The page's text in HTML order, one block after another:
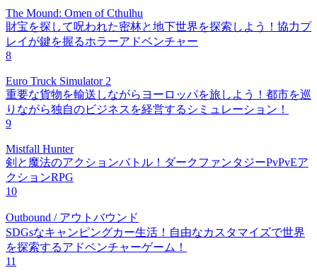
The Mound: Omen of Cthulhu
財宝を探して呪われた密林と地下世界を探索しよう！協力プ
レイが鍵を握るホラーアドベンチャー
8
Euro Truck Simulator 2
重要な貨物を輸送しながらヨーロッパを旅しよう！都市を巡
りながら独自のビジネスを経営するシミュレーション！
9
Mistfall Hunter
剣と魔法のアクションバトル！ダークファンタジーPvPvEア
クションRPG
10
Outbound / アウトバウンド
SDGsなキャンピングカー生活！自由なカスタマイズで世界
を探索するアドベンチャーゲーム！
11